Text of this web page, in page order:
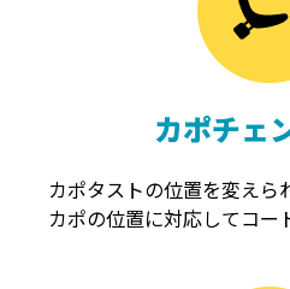
カポチェ
カポタストの位置を変えら
カポの位置に対応してコー